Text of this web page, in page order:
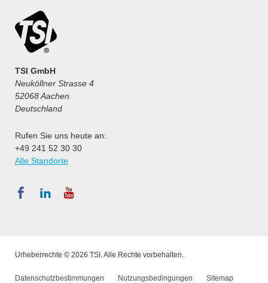
TSI GmbH
Neuköllner Strasse 4
52068 Aachen
Deutschland
Rufen Sie uns heute an:
+49 241 52 30 30
Alle Standorte
Urheberrechte © 2026 TSI. Alle Rechte vorbehalten.
Datenschutzbestimmungen Nutzungsbedingungen Sitemap